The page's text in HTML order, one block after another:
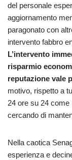
del personale
aggiornamento
paragonato con
intervento fabbro
L’intervento
risparmio
reputazione vale
motivo, rispetto a
24 ore su 24
cercando di
Nella caotica
esperienza e